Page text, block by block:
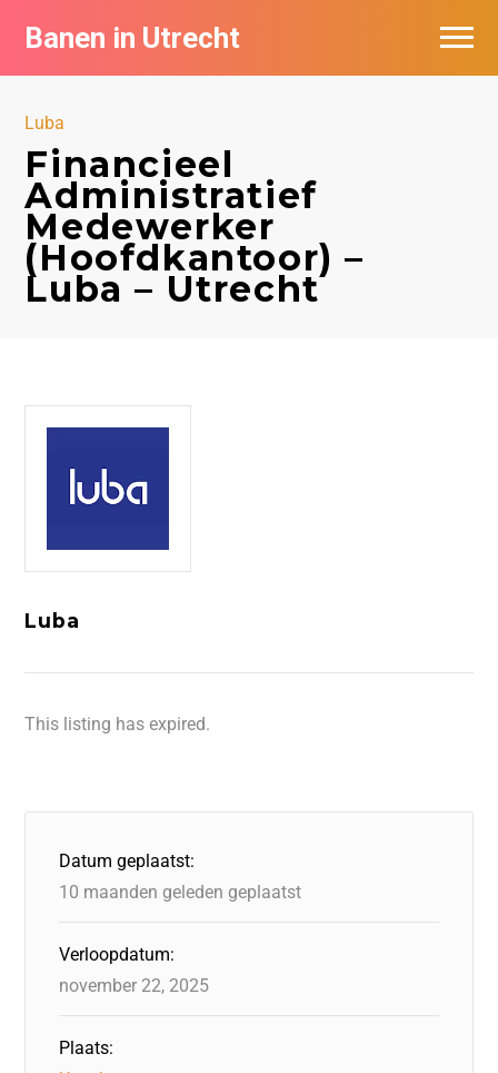
Banen in Utrecht
Luba
Financieel
Administratief
Medewerker
(Hoofdkantoor) –
Luba – Utrecht
Luba
This listing has expired.
Datum geplaatst:
10 maanden geleden geplaatst
Verloopdatum:
november 22, 2025
Plaats:
Vacatures per bedrijf in Utrecht